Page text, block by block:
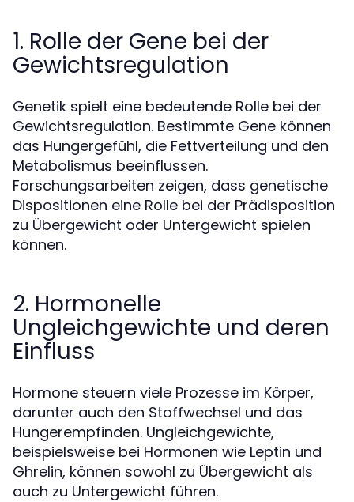
1. Rolle der Gene bei der
Gewichtsregulation
Genetik spielt eine bedeutende Rolle bei der
Gewichtsregulation. Bestimmte Gene können
das Hungergefühl, die Fettverteilung und den
Metabolismus beeinflussen.
Forschungsarbeiten zeigen, dass genetische
Dispositionen eine Rolle bei der Prädisposition
zu Übergewicht oder Untergewicht spielen
können.
2. Hormonelle
Ungleichgewichte und deren
Einfluss
Hormone steuern viele Prozesse im Körper,
darunter auch den Stoffwechsel und das
Hungerempfinden. Ungleichgewichte,
beispielsweise bei Hormonen wie Leptin und
Ghrelin, können sowohl zu Übergewicht als
auch zu Untergewicht führen.